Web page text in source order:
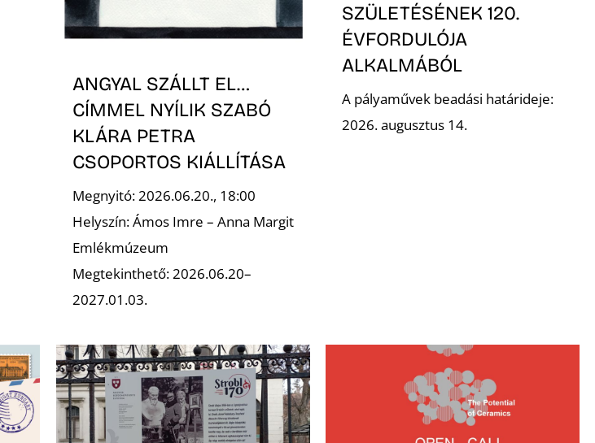
ANGYAL SZÁLLT EL…
CÍMMEL NYÍLIK SZABÓ
KLÁRA PETRA
CSOPORTOS KIÁLLÍTÁSA
Megnyitó: 2026.06.20., 18:00
Helyszín: Ámos Imre – Anna Margit
Emlékmúzeum
Megtekinthető: 2026.06.20–
2027.01.03.
SZÜLETÉSÉNEK 120.
ÉVFORDULÓJA
ALKALMÁBÓL
A pályaművek beadási határideje:
2026. augusztus 14.